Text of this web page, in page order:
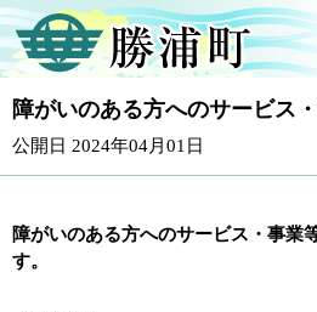
障がいのある方へのサービス
公開日 2024年04月01日
障がいのある方へのサービス・事業
す。